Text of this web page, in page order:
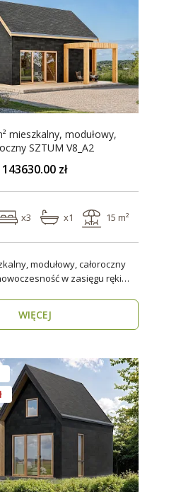
mieszkalny, modułowy,
SZTUM V8_A2
143630.00 zł
x3 x1 15 m²
modułowy, całoroczny
w zasięgu ręki
WIĘCEJ